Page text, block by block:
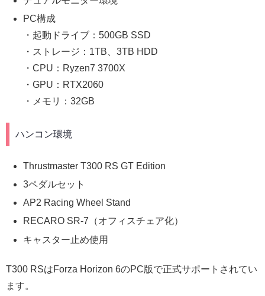
PC構成
・起動ドライブ：500GB SSD
・ストレージ：1TB、3TB HDD
・CPU：Ryzen7 3700X
・GPU：RTX2060
・メモリ：32GB
ハンコン環境
Thrustmaster T300 RS GT Edition
3ペダルセット
AP2 Racing Wheel Stand
RECARO SR-7（オフィスチェア化）
キャスター止め使用
T300 RSはForza Horizon 6のPC版で正式サポートされてい
ます。